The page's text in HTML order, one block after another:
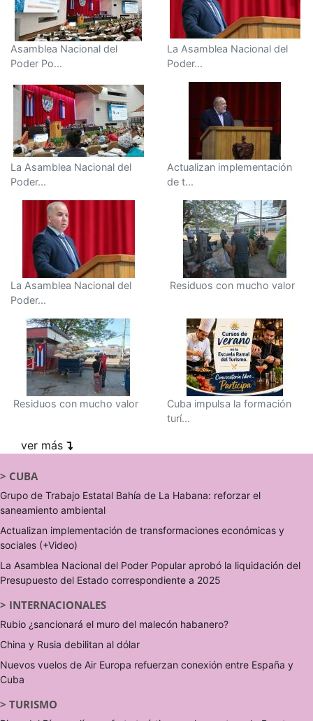
Asamblea Nacional del
Poder Po...
La Asamblea Nacional del
Poder...
La Asamblea Nacional del
Poder...
Actualizan implementación
de t...
La Asamblea Nacional del
Poder...
Residuos con mucho valor
Residuos con mucho valor
Cuba impulsa la formación
turí...
ver más
> CUBA
Grupo de Trabajo Estatal Bahía de La Habana: reforzar el
saneamiento ambiental
Actualizan implementación de transformaciones económicas y
sociales (+Video)
La Asamblea Nacional del Poder Popular aprobó la liquidación del
Presupuesto del Estado correspondiente a 2025
> INTERNACIONALES
Rubio ¿sancionará el muro del malecón habanero?
China y Rusia debilitan al dólar
Nuevos vuelos de Air Europa refuerzan conexión entre España y
Cuba
> TURISMO